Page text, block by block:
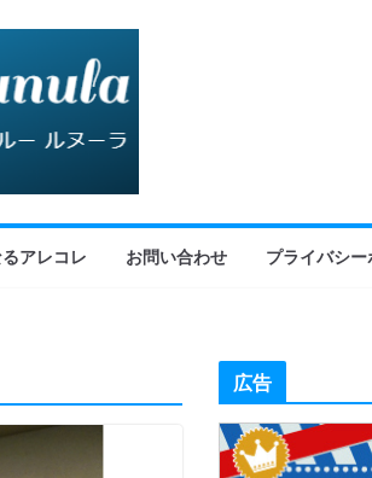
アレコレ お問い合わせ プライバシ
広告